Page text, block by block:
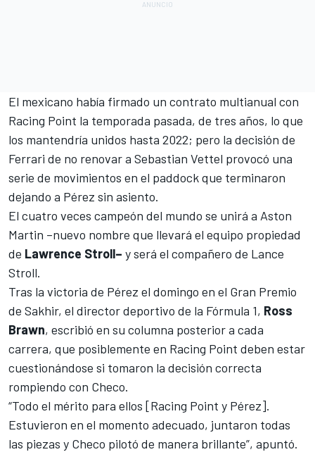
El mexicano había firmado un contrato multianual con
Racing Point la temporada pasada, de tres años, lo que
los mantendría unidos hasta 2022; pero la decisión de
Ferrari de no renovar a Sebastian Vettel provocó una
serie de movimientos en el paddock que terminaron
dejando a Pérez sin asiento.
El cuatro veces campeón del mundo se unirá a Aston
Martin –nuevo nombre que llevará el equipo propiedad
de Lawrence Stroll– y será el compañero de Lance
Stroll.
Tras la victoria de Pérez el domingo en el Gran Premio
de Sakhir, el director deportivo de la Fórmula 1, Ross
Brawn, escribió en su columna posterior a cada
carrera, que posiblemente en Racing Point deben estar
cuestionándose si tomaron la decisión correcta
rompiendo con Checo.
“Todo el mérito para ellos [Racing Point y Pérez].
Estuvieron en el momento adecuado, juntaron todas
las piezas y Checo pilotó de manera brillante”, apuntó.